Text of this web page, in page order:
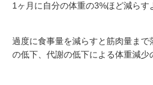
1ヶ月に自分の体重の3%ほど減らす
過度に食事量を減らすと筋肉量まで
の低下、代謝の低下による体重減少